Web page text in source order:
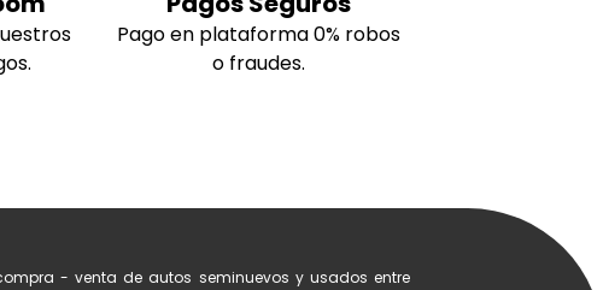
Pago en plataforma 0% robos
o fraudes.
- venta de autos seminuevos y usados entre